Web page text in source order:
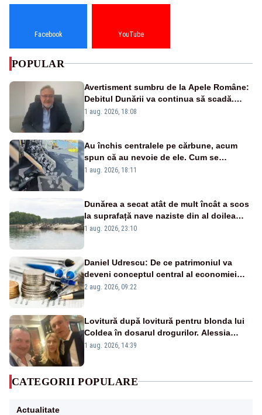
Facebook YouTube
POPULAR
Avertisment sumbru de la Apele Române:
Debitul Dunării va continua să scadă.
Cernavodă s-ar putea închide în 4 zile
1 aug. 2026, 18:08
Au închis centralele pe cărbune, acum
spun că au nevoie de ele. Cum se
pasează vina în plină criză energetică
1 aug. 2026, 18:11
Dunărea a secat atât de mult încât a scos
la suprafață nave naziste din al doilea
război mondial
1 aug. 2026, 23:10
Daniel Udrescu: De ce patrimoniul va
deveni conceptul central al economiei
viitoare?
2 aug. 2026, 09:22
Lovitură după lovitură pentru blonda lui
Coldea în dosarul drogurilor. Alessia
Păcuraru explică decizia magistraților
1 aug. 2026, 14:39
CATEGORII POPULARE
Actualitate